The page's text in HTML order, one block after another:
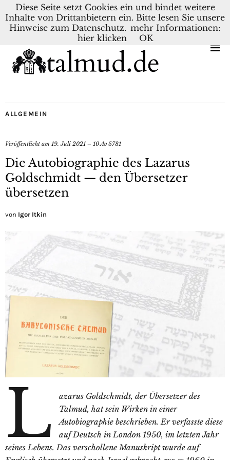
KONTAKT BLOG DEUTSCH NEDERLANDS
ALLGEMEIN
Veröffentlicht am 19. Juli 2021 – 10 Av 5781
Die Autobiographie des Lazarus
Goldschmidt — den Übersetzer
übersetzen
von Igor Itkin
L
azarus Goldschmidt, der Übersetzer des
Talmud, hat sein Wirken in einer
Autobiographie beschrieben. Er verfasste diese
auf Deutsch in London 1950, im letzten Jahr
seines Lebens. Das verschollene Manuskript wurde auf
Diese Seite setzt Cookies ein und bindet weitere
Inhalte von Drittanbietern ein. Bitte lesen Sie unsere
Hinweise zum Datenschutz. mehr Informationen:
hier klicken
OK